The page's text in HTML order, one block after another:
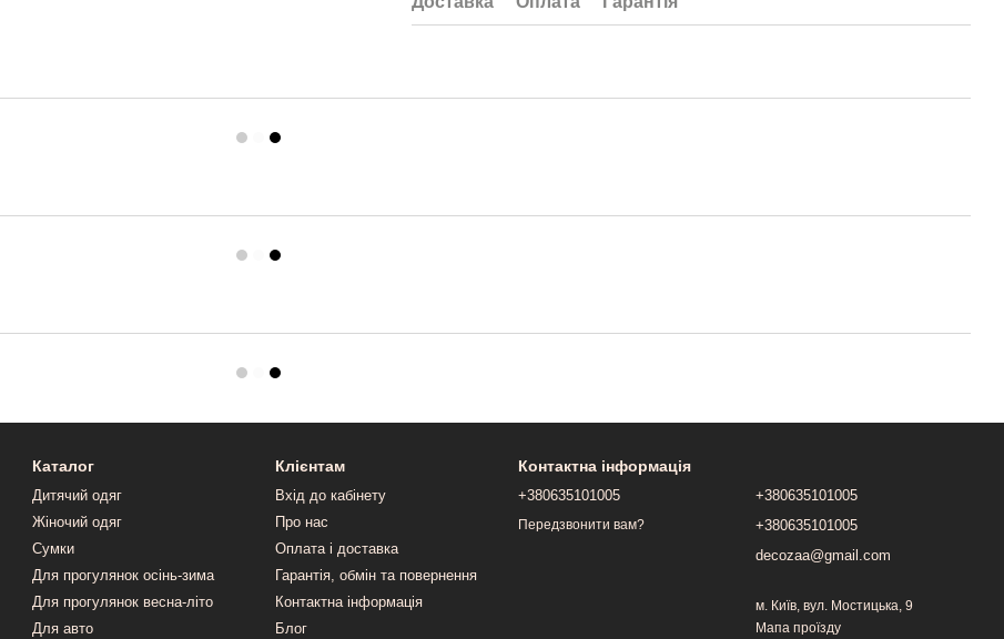
Каталог
Дитячий одяг
Жіночий одяг
Сумки
Для прогулянок осінь-зима
Для прогулянок весна-літо
Для авто
Клієнтам
Вхід до кабінету
Про нас
Оплата і доставка
Гарантія, обмін та повернення
Контактна інформація
Блог
Контактна інформація
+380635101005
Передзвонити вам?
+380635101005
+380635101005
decozaa@gmail.com
м. Київ, вул. Мостицька, 9
Мапа проїзду